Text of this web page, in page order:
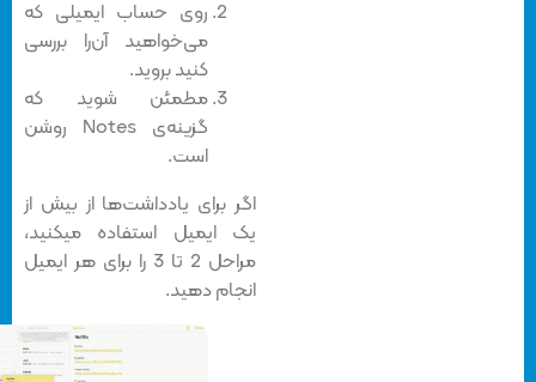
روی حساب ایمیلی که
می‌خواهید آن‌را بررسی
کنید بروید.
مطمئن شوید که
گزینه‌ی Notes روشن
است.
اگر برای یادداشت‌ها از بیش از
یک ایمیل استفاده میکنید،
مراحل 2 تا 3 را برای هر ایمیل
انجام دهید.